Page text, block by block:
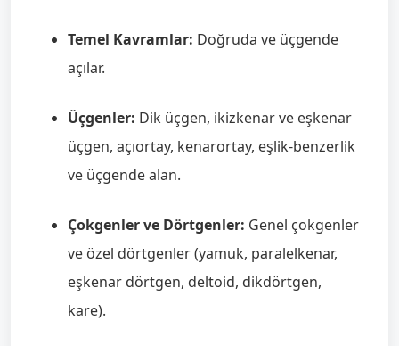
Temel Kavramlar: Doğruda ve üçgende
açılar.
Üçgenler: Dik üçgen, ikizkenar ve eşkenar
üçgen, açıortay, kenarortay, eşlik-benzerlik
ve üçgende alan.
Çokgenler ve Dörtgenler: Genel çokgenler
ve özel dörtgenler (yamuk, paralelkenar,
eşkenar dörtgen, deltoid, dikdörtgen,
kare).